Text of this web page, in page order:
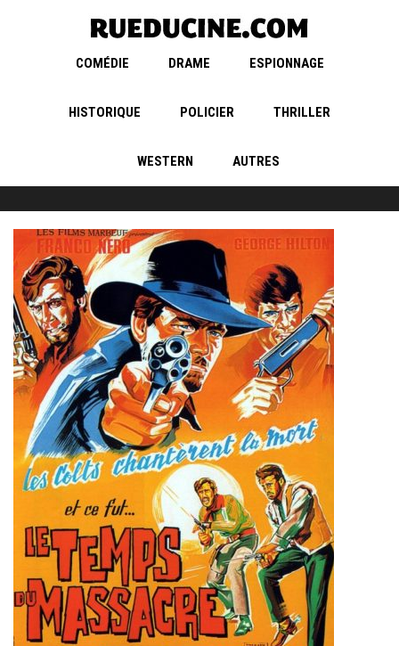
COMÉDIE DRAME ESPIONNAGE
HISTORIQUE POLICIER THRILLER
WESTERN AUTRES